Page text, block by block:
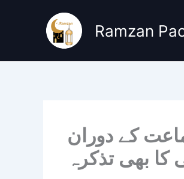
Ramzan
کے دوران
بھی تذکرہ